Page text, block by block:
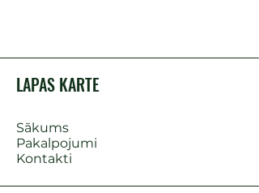
LAPAS KARTE
Sākums
Pakalpojumi
Kontakti